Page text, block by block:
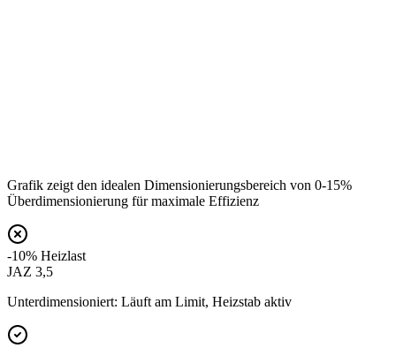
Grafik zeigt den idealen Dimensionierungsbereich von 0-15%
Überdimensionierung für maximale Effizienz
-10% Heizlast
JAZ 3,5
Unterdimensioniert: Läuft am Limit, Heizstab aktiv